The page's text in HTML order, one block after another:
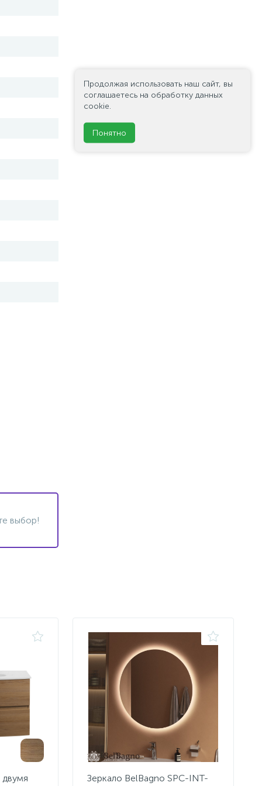
выбор!
двумя
Зеркало BelBagno SPC-INT-
Продолжая использовать наш сайт, вы
соглашаетесь на обработку данных
cookie.
Понятно